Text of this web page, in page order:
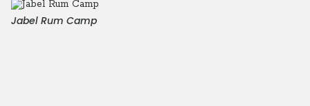
Jabel Rum Camp